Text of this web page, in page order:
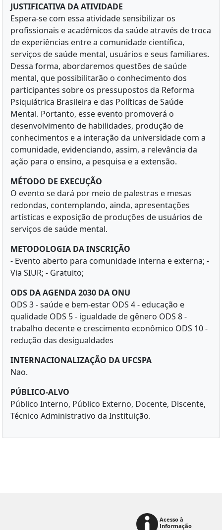
JUSTIFICATIVA DA ATIVIDADE
Espera-se com essa atividade sensibilizar os
profissionais e acadêmicos da saúde através de troca
de experiências entre a comunidade científica,
serviços de saúde mental, usuários e seus familiares.
Dessa forma, abordaremos questões de saúde
mental, que possibilitarão o conhecimento dos
participantes sobre os pressupostos da Reforma
Psiquiátrica Brasileira e das Políticas de Saúde
Mental. Portanto, esse evento promoverá o
desenvolvimento de habilidades, produção de
conhecimentos e a interação da universidade com a
comunidade, evidenciando, assim, a relevância da
ação para o ensino, a pesquisa e a extensão.
MÉTODO DE EXECUÇÃO
O evento se dará por meio de palestras e mesas
redondas, contemplando, ainda, apresentações
artísticas e exposição de produções de usuários de
serviços de saúde mental.
METODOLOGIA DA INSCRIÇÃO
- Evento aberto para comunidade interna e externa; -
Via SIUR; - Gratuito;
ODS DA AGENDA 2030 DA ONU
ODS 3 - saúde e bem-estar ODS 4 - educação e
qualidade ODS 5 - igualdade de gênero ODS 8 -
trabalho decente e crescimento econômico ODS 10 -
redução das desigualdades
INTERNACIONALIZAÇÃO DA UFCSPA
Nao.
PÚBLICO-ALVO
Público Interno, Público Externo, Docente, Discente,
Técnico Administrativo da Instituição.